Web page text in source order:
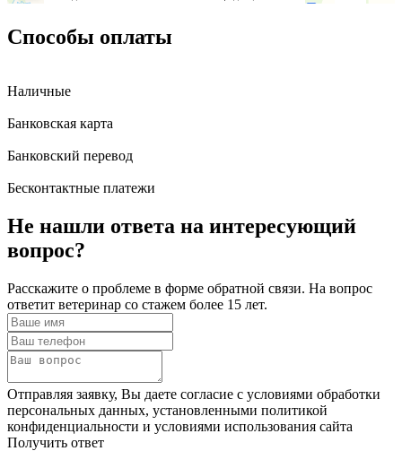
Способы оплаты
Наличные
Банковская карта
Банковский перевод
Бесконтактные платежи
Не нашли ответа на интересующий
вопрос?
Расскажите о проблеме в форме обратной связи. На вопрос
ответит ветеринар со стажем более 15 лет.
Отправляя заявку, Вы даете согласие с условиями обработки
персональных данных, установленными политикой
конфиденциальности и условиями использования сайта
Получить ответ